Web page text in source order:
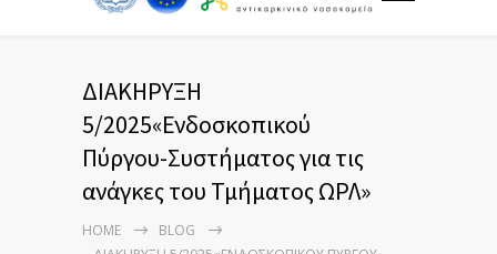
ΔΙΑΚΗΡΥΞΗ
5/2025«Ενδοσκοπικού
Πύργου-Συστήματος για τις
ανάγκες του Τμήματος ΩΡΛ»
HOME
BLOG